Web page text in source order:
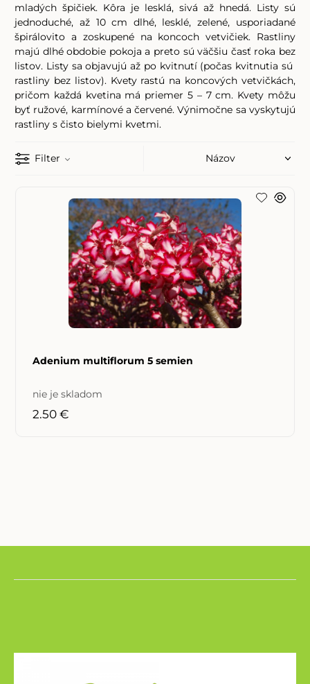
mladých špičiek. Kôra je lesklá, sivá až hnedá. Listy sú
jednoduché, až 10 cm dlhé, lesklé, zelené, usporiadané
špirálovito a zoskupené na koncoch vetvičiek. Rastliny
majú dlhé obdobie pokoja a preto sú väčšiu časť roka bez
listov. Listy sa objavujú až po kvitnutí (počas kvitnutia sú
rastliny bez listov). Kvety rastú na koncových vetvičkách,
pričom každá kvetina má priemer 5 – 7 cm. Kvety môžu
byť ružové, karmínové a červené. Výnimočne sa vyskytujú
rastliny s čisto bielymi kvetmi.
Filter
Adenium multiflorum 5 semien
nie je skladom
2.50 €